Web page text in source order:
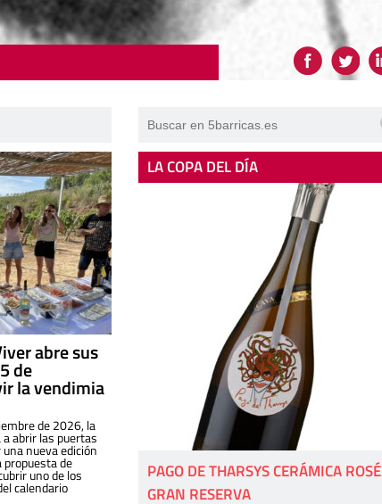
abre sus
de
la vendimia
de 2026, la
abrir las puertas
nueva edición
propuesta de
uno de los
calendario
LA COPA DEL DÍA
PAGO DE THARSYS CERÁMICA ROSÉ
GRAN RESERVA